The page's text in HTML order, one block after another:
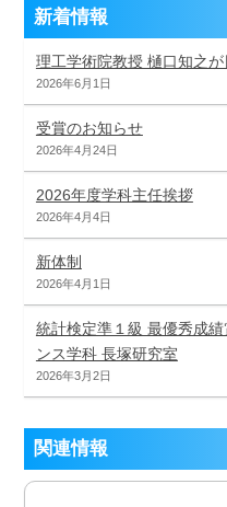
新着情報
理工学術院教授 樋口知之
2026年6月1日
受賞のお知らせ
2026年4月24日
2026年度学科主任挨拶
2026年4月4日
新体制
2026年4月1日
統計検定準１級 最優秀成
ンス学科 長塚研究室
2026年3月2日
関連情報